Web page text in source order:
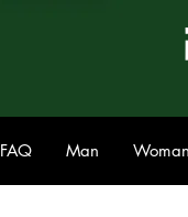
FAQ Man Woman